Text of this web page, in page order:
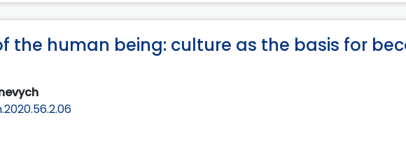
the human being: culture as the basis for